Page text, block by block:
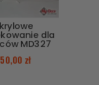
dla
MD327
zł